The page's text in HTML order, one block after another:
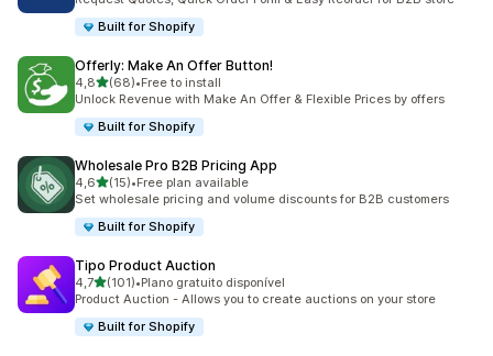
Built for Shopify
Offerly: Make An Offer Button!
4,8de 5 estrelas
(68)
68 total de avaliações
•Free to install
Unlock Revenue with Make An Offer & Flexible Prices by offers
Built for Shopify
Wholesale Pro B2B Pricing App
4,6de 5 estrelas
(15)
15 total de avaliações
•Free plan available
Set wholesale pricing and volume discounts for B2B customers
Built for Shopify
Tipo Product Auction
4,7de 5 estrelas
(101)
101 total de avaliações
•Plano gratuito disponível
Product Auction - Allows you to create auctions on your store
Built for Shopify